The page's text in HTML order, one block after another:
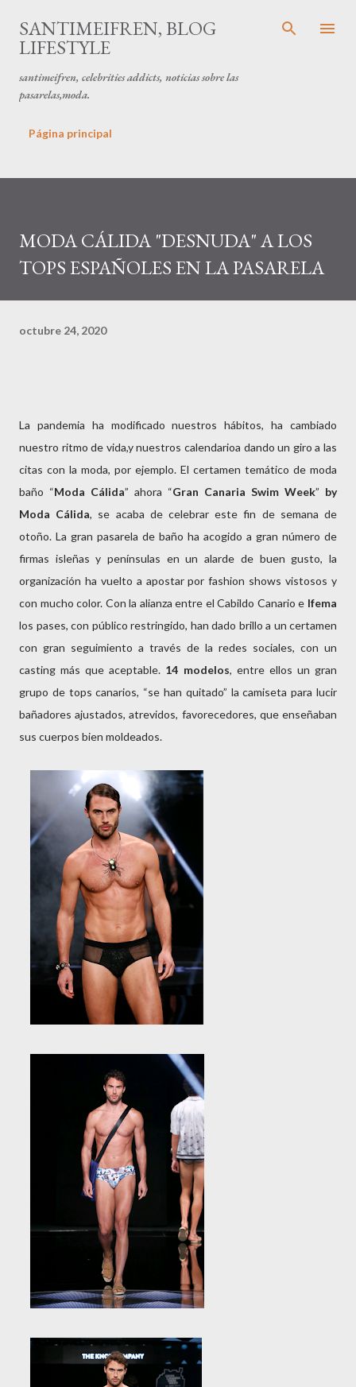
Ir al contenido principal
SANTIMEIFREN, BLOG
LIFESTYLE
santimeifren, celebrities addicts, noticias sobre las
pasarelas,moda.
Página principal
MODA CÁLIDA "DESNUDA" A LOS
TOPS ESPAÑOLES EN LA PASARELA
octubre 24, 2020
La pandemia ha modificado nuestros hábitos, ha cambiado
nuestro ritmo de vida,y nuestros calendarioa dando un giro a las
citas con la moda, por ejemplo. El certamen temático de moda
baño “Moda Cálida” ahora “Gran Canaria Swim Week” by
Moda Cálida, se acaba de celebrar este fin de semana de
otoño. La gran pasarela de baño ha acogido a gran número de
firmas isleñas y penínsulas en un alarde de buen gusto, la
organización ha vuelto a apostar por fashion shows vistosos y
con mucho color. Con la alianza entre el Cabildo Canario e Ifema
los pases, con público restringido, han dado brillo a un certamen
con gran seguimiento a través de la redes sociales, con un
casting más que aceptable. 14 modelos, entre ellos un gran
grupo de tops canarios, “se han quitado” la camiseta para lucir
bañadores ajustados, atrevidos, favorecedores, que enseñaban
sus cuerpos bien moldeados.